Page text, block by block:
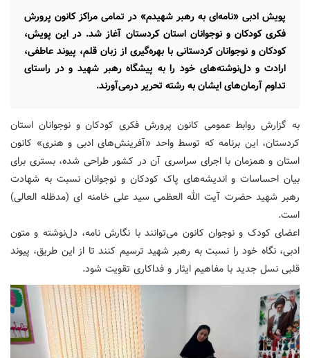
پویش ادبی «نامه‌ای به رهبر شهیدم» در تمامی مراکز کانون پرورش
فکری کودکان و نوجوانان استان کردستان آغاز شد. در این پویش،
کودکان و نوجوانان کردستانی با بهره‌گیری از زبان قلم، پیوند عاطفی،
ارادت و دل‌نوشته‌های خود را به پیشگاه رهبر شهید و در راستای
تداوم آرمان‌های ایشان به رشته تحریر درمی‌آورند.
به گزارش روابط عمومی کانون پرورش فکری کودکان و نوجوانان استان
کردستان، این برنامه که توسط واحد «آفرینش‌های ادبی و هنری» کانون
استان و همزمان با اجرای سراسری آن در کشور طراحی شده، بستری برای
بیان احساسات و اندیشه‌های پاک کودکان و نوجوانان نسبت به شهادت
رهبر شهید حضرت آیت الله العظمی سید علی خامنه ای (مدظله العالی)
است.
‌اعضای کودک و نوجوان کانون می‌توانند با نگارش نامه، دل‌نوشته و متون
ادبی، نگاه خود را نسبت به رهبر شهید ترسیم کنند تا از این طریق، پیوند
قلبی نسل جدید با مفاهیم ایثار و فداکاری تقویت شود.